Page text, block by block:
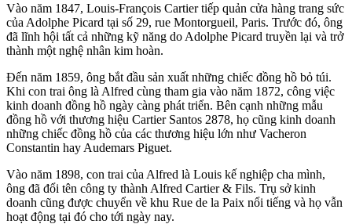
Vào năm 1847, Louis-François Cartier tiếp quản cửa hàng trang sức
của Adolphe Picard tại số 29, rue Montorgueil, Paris. Trước đó, ông
đã lĩnh hội tất cả những kỹ năng do Adolphe Picard truyền lại và trở
thành một nghệ nhân kim hoàn.
Đến năm 1859, ông bắt đầu sản xuất những chiếc đồng hồ bỏ túi.
Khi con trai ông là Alfred cùng tham gia vào năm 1872, công việc
kinh doanh đồng hồ ngày càng phát triển. Bên cạnh những mẫu
đồng hồ với thương hiệu Cartier Santos 2878, họ cũng kinh doanh
những chiếc đồng hồ của các thương hiệu lớn như Vacheron
Constantin hay Audemars Piguet.
Vào năm 1898, con trai của Alfred là Louis kế nghiệp cha mình,
ông đã đổi tên công ty thành Alfred Cartier & Fils. Trụ sở kinh
doanh cũng được chuyển về khu Rue de la Paix nổi tiếng và họ vẫn
hoạt động tại đó cho tới ngày nay.